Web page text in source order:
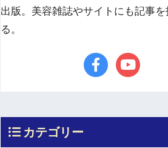
出版。美容雑誌やサイトにも記事
る。
カテゴリー